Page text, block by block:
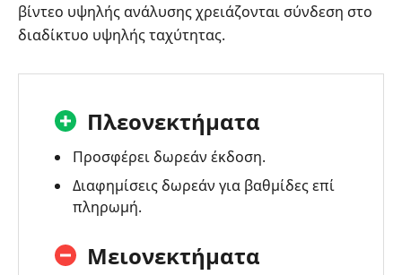
βίντεο υψηλής ανάλυσης χρειάζονται σύνδεση στο
διαδίκτυο υψηλής ταχύτητας.
Πλεονεκτήματα
Προσφέρει δωρεάν έκδοση.
Διαφημίσεις δωρεάν για βαθμίδες επί
πληρωμή.
Μειονεκτήματα